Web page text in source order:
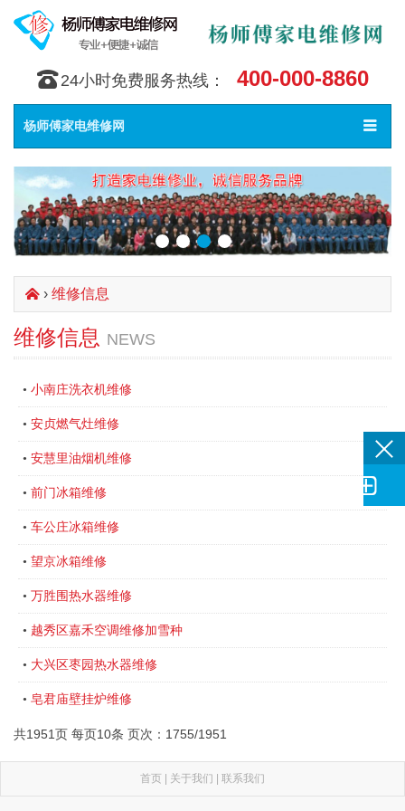
󰇯 24小时免费服务热线： 400-000-8860
Toggle
󰀥
杨师傅家电维修网
󰄫 › 维修信息
维修信息 NEWS
• 小南庄洗衣机维修
• 安贞燃气灶维修
• 安慧里油烟机维修
• 前门冰箱维修
• 车公庄冰箱维修
• 望京冰箱维修
• 万胜围热水器维修
• 越秀区嘉禾空调维修加雪种
• 大兴区枣园热水器维修
• 皂君庙壁挂炉维修
共1951页 每页10条 页次：1755/1951
首页 | 关于我们 | 联系我们
